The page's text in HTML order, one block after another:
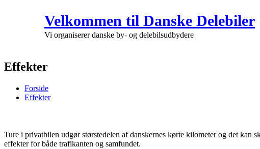
Velkommen til Danske Delebiler
Vi organiserer danske by- og delebilsudbydere
Effekter
Forside
Effekter
Ture i privatbilen udgør størstedelen af danskernes kørte kilometer og det
effekter for både trafikanten og samfundet.